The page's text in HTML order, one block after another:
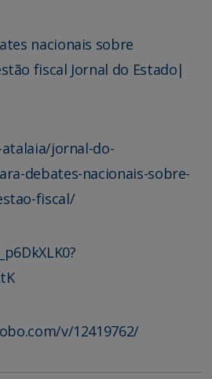
nacionais sobre
fiscal Jornal do Estado|
jornal-do-
debates-nacionais-sobre-
fiscal/
v/12419762/